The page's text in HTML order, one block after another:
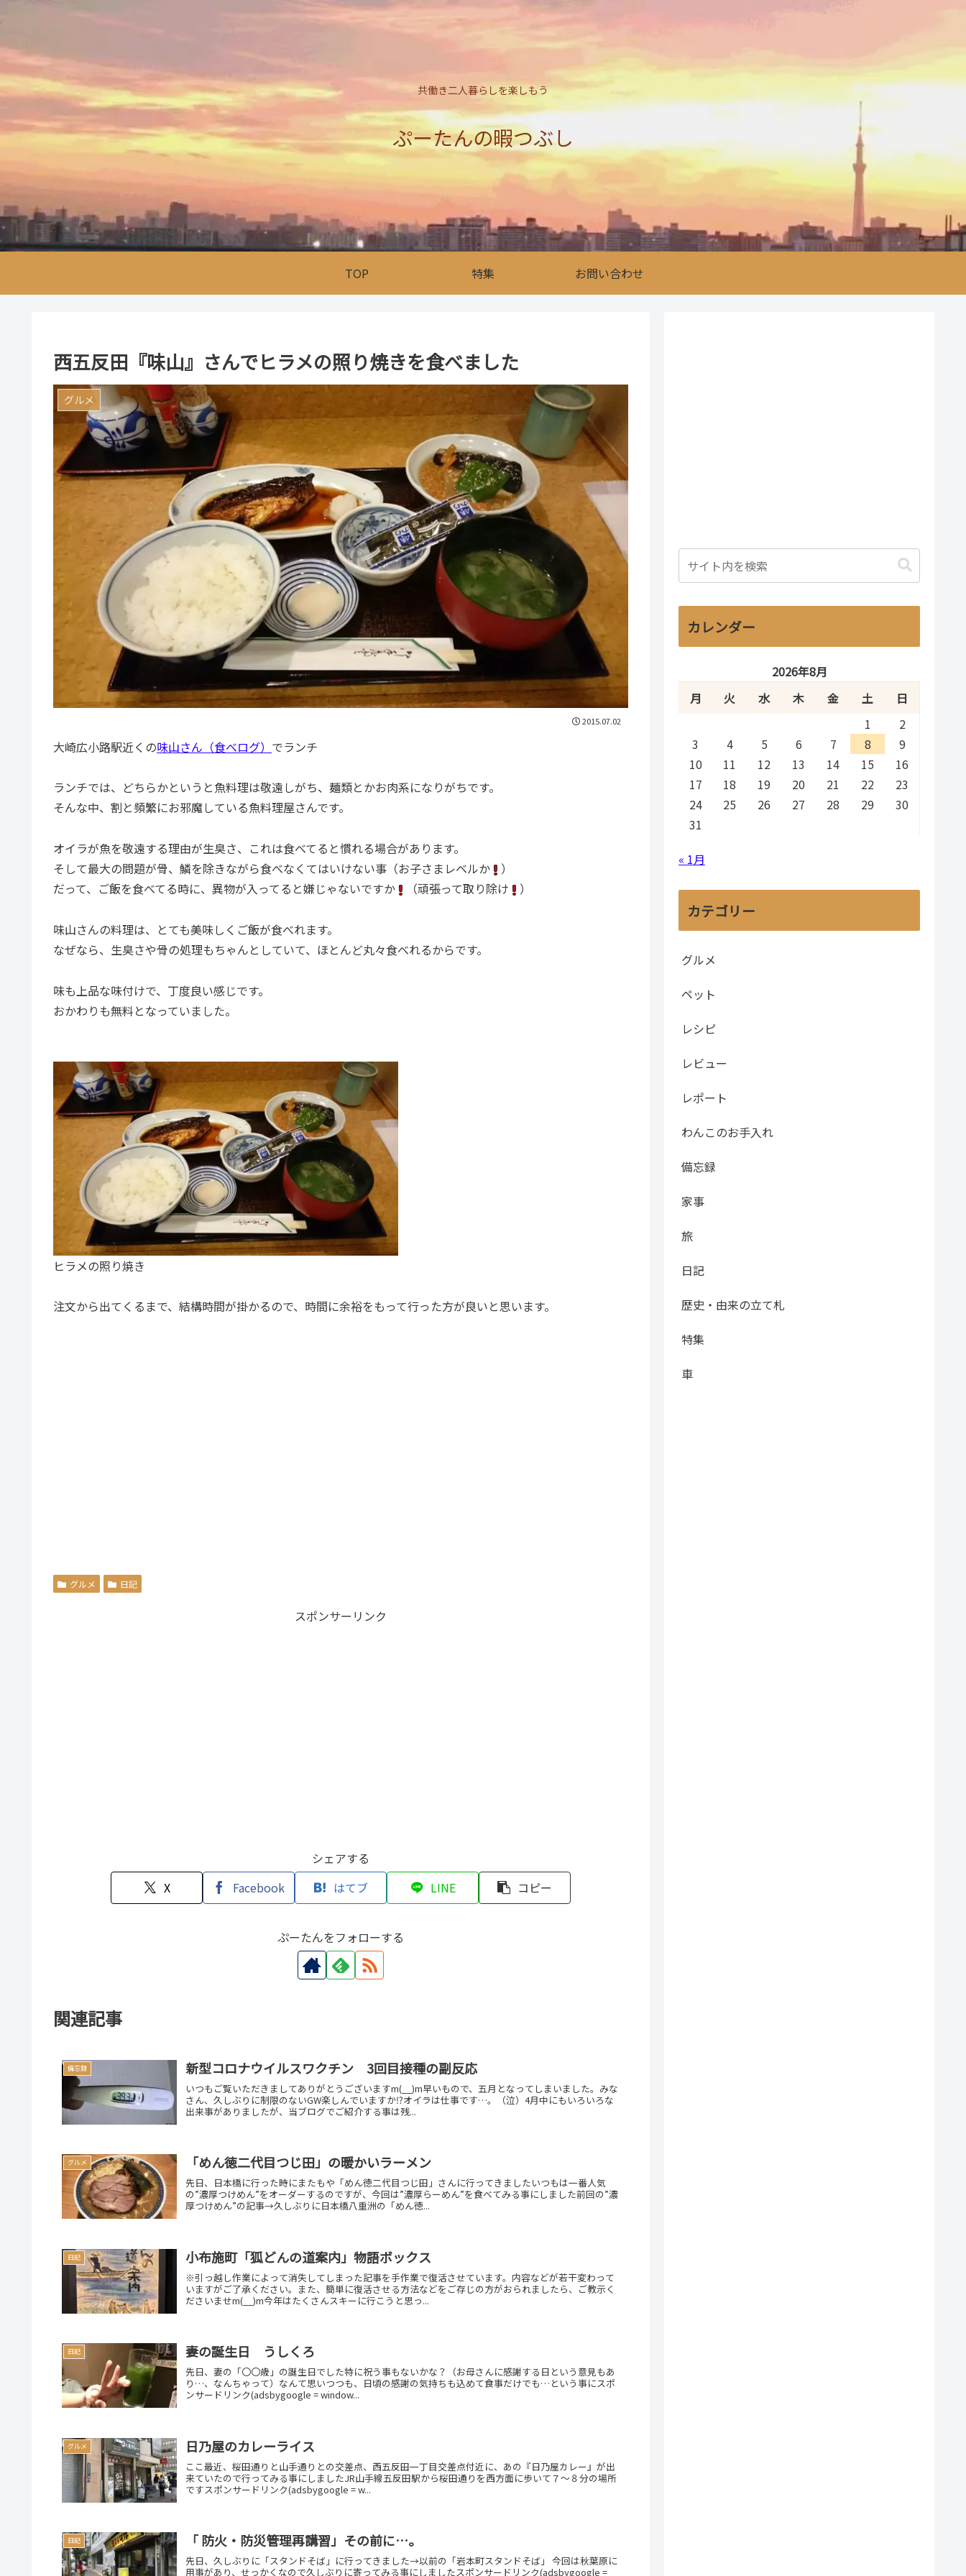
共働き二人暮らしを楽しもう
ぷーたんの暇つぶし
TOP 特集 お問い合わせ
西五反田『味山』さんでヒラメの照り焼きを食べました
グルメ
2015.07.02
大崎広小路駅近くの味山さん（食べログ） でランチ
ランチでは、どちらかというと魚料理は敬遠しがち、麺類とかお肉系になりがちです。
そんな中、割と頻繁にお邪魔している魚料理屋さんです。
オイラが魚を敬遠する理由が生臭さ、これは食べてると慣れる場合があります。
そして最大の問題が骨、鱗を除きながら食べなくてはいけない事（お子さまレベルか
）
だって、ご飯を食べてる時に、異物が入ってると嫌じゃないですか
（頑張って取り除け ）
味山さんの料理は、とても美味しくご飯が食べれます。
なぜなら、生臭さや骨の処理もちゃんとしていて、ほとんど丸々食べれるからです。
味も上品な味付けで、丁度良い感じです。
おかわりも無料となっていました。
ヒラメの照り焼き
注文から出てくるまで、結構時間が掛かるので、時間に余裕をもって行った方が良いと思います。
グルメ 日記
スポンサーリンク
シェアする
X
Facebook はてブ LINE コピー
ぷーたんをフォローする
関連記事
備忘録 新型コロナウイルスワクチン 3回目接種の副反応
いつもご覧いただきましてありがとうございますm(__)m早いもので、五月となってしまいました。みな
さん、久しぶりに制限のないGW楽しんでいますか⁉オイラは仕事です…。（泣）4月中にもいろいろな
出来事がありましたが、当ブログでご紹介する事は残...
グルメ 「めん徳二代目つじ田」の暖かいラーメン
先日、日本橋に行った時にまたもや「めん徳二代目つじ田」さんに行ってきましたいつもは一番人気
の”濃厚つけめん”をオーダーするのですが、今回は”濃厚らーめん”を食べてみる事にしました前回の”濃
厚つけめん”の記事→久しぶりに日本橋八重洲の「めん徳...
日記 小布施町「狐どんの道案内」物語ボックス
※引っ越し作業によって消失してしまった記事を手作業で復活させています。内容などが若干変わって
いますがご了承ください。また、簡単に復活させる方法などをご存じの方がおられましたら、ご教示く
ださいませm(__)m今年はたくさんスキーに行こうと思っ...
日記 妻の誕生日 うしくろ
先日、妻の「〇〇歳」の誕生日でした特に祝う事もないかな？（お母さんに感謝する日という意見もあ
り…、なんちゃって）なんて思いつつも、日頃の感謝の気持ちも込めて食事だけでも…という事にスポ
ンサードリンク(adsbygoogle = window...
グルメ 日乃屋のカレーライス
ここ最近、桜田通りと山手通りとの交差点、西五反田一丁目交差点付近に、あの『日乃屋カレー』が出
来ていたので行ってみる事にしましたJR山手線五反田駅から桜田通りを西方面に歩いて７～８分の場所
ですスポンサードリンク(adsbygoogle = w...
日記 「 防火・防災管理再講習」その前に…。
先日、久しぶりに「スタンドそば」に行ってきました→以前の「岩本町スタンドそば」 今回は秋葉原に
用事があり、せっかくなので久しぶりに寄ってみる事にしましたスポンサードリンク(adsbygoogle =
カレンダー
2026年8月
月
火 水 木 金 土
日
1
2
3
4 5 6 7 8
9
10
11 12 13 14 15
16
17
18 19 20 21 22
23
24
25 26 27 28 29
30
31
« 1月
カテゴリー
グルメ
ペット
レシピ
レビュー
レポート
わんこのお手入れ
備忘録
家事
旅
日記
歴史・由来の立て札
特集
車